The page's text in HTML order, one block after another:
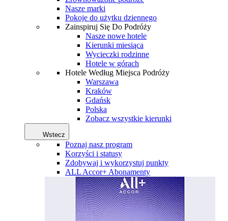
Nasze marki
Pokoje do użytku dziennego
Zainspiruj Się Do Podróży
Nasze nowe hotele
Kierunki miesiąca
Wycieczki rodzinne
Hotele w górach
Hotele Według Miejsca Podróży
Warszawa
Kraków
Gdańsk
Polska
Zobacz wszystkie kierunki
Wstecz
Poznaj nasz program
Korzyści i statusy
Zdobywaj i wykorzystuj punkty
ALL Accor+ Abonamenty